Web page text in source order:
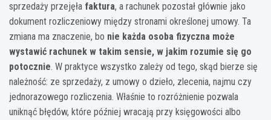
sprzedaży przejęła faktura, a rachunek pozostał głównie jako
dokument rozliczeniowy między stronami określonej umowy. Ta
zmiana ma znaczenie, bo nie każda osoba fizyczna może
wystawić rachunek w takim sensie, w jakim rozumie się go
potocznie. W praktyce wszystko zależy od tego, skąd bierze się
należność: ze sprzedaży, z umowy o dzieło, zlecenia, najmu czy
jednorazowego rozliczenia. Właśnie to rozróżnienie pozwala
uniknąć błędów, które później wracają przy księgowości albo